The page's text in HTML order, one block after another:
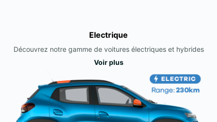
Electrique
Découvrez notre gamme de voitures électriques et hybrides
Voir plus